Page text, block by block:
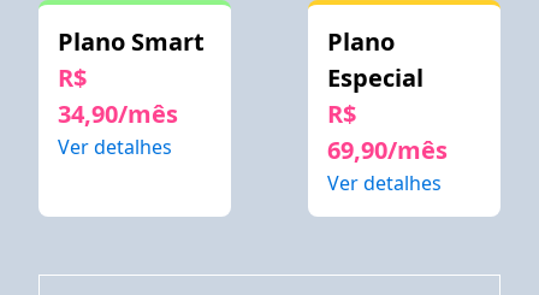
Plano Smart
R$
34,90/mês
Ver detalhes
Plano
Especial
R$
69,90/mês
Ver detalhes